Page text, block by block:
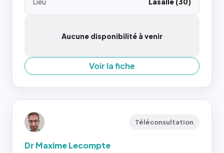
Aucune disponibilité à venir
Voir la fiche
Téléconsultation
Dr Maxime Lecompte